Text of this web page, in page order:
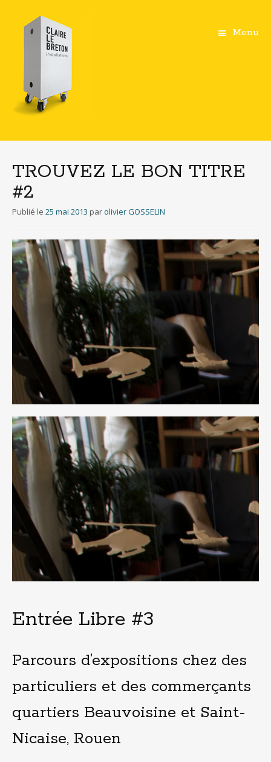
Menu
principal
TROUVEZ LE BON TITRE
#2
Publié le 25 mai 2013 parolivier GOSSELIN
Entrée Libre #3
Parcours d’expositions chez des
particuliers et des commerçants
quartiers Beauvoisine et Saint-
Nicaise, Rouen